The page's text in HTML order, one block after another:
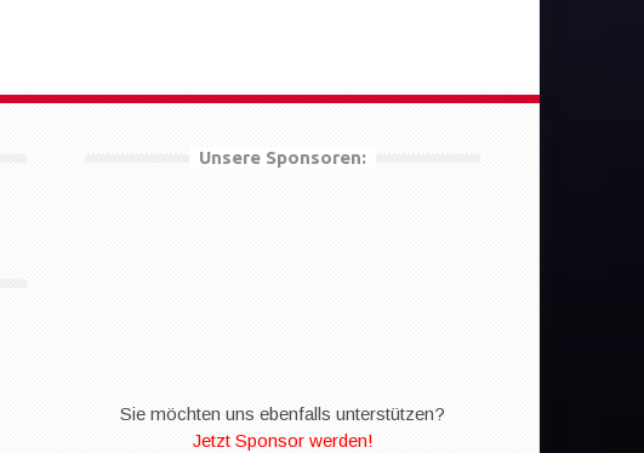
Unsere Sponsoren:
Sie möchten uns ebenfalls unterstützen?
Jetzt Sponsor werden!